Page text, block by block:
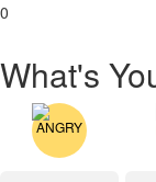
0
What's